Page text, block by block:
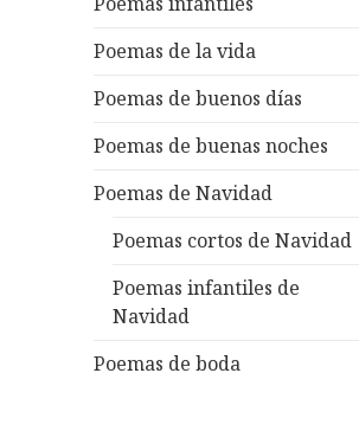
Poemas de la vida
Poemas de buenos días
Poemas de buenas noches
Poemas de Navidad
Poemas cortos de Navidad
Poemas infantiles de
Navidad
Poemas de boda